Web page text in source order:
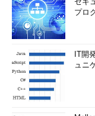
プロ
IT開
ュニ